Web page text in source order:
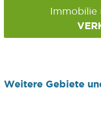
Immobilie
Weitere Gebiete